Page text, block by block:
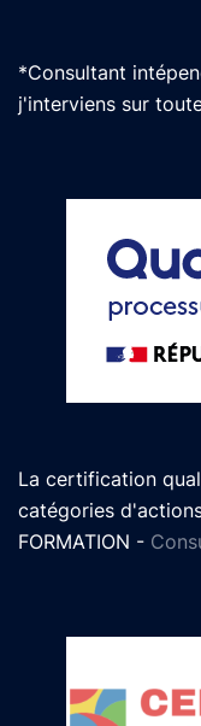
*Consultant
j'interviens sur
La certification
catégories
FORMATION -